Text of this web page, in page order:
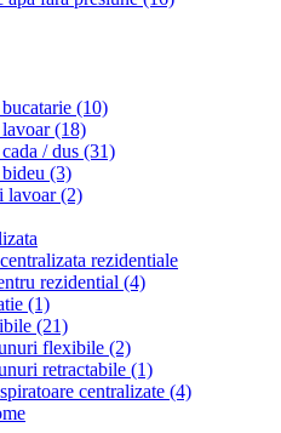
(10)
(18)
/ dus (31)
(3)
lavoar(2)
rezidentiale
rezidential (4)
(1)
(21)
flexibile (2)
retractabile (1)
centralizate (4)